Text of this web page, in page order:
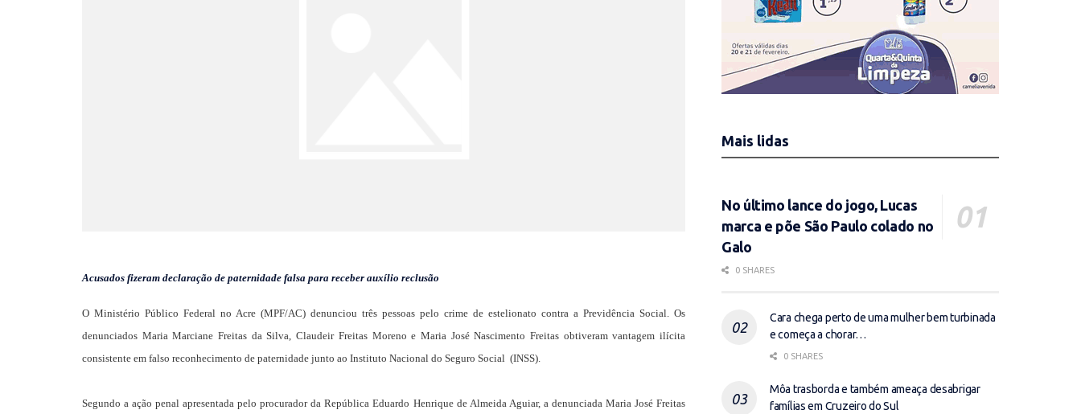
Acusados fizeram declaração de paternidade falsa para receber auxílio reclusão
O Ministério Público Federal no Acre (MPF/AC) denunciou três pessoas pelo crime de estelionato contra a Previdência Social. Os
denunciados Maria Marciane Freitas da Silva, Claudeir Freitas Moreno e Maria José Nascimento Freitas obtiveram vantagem ilícita
consistente em falso reconhecimento de paternidade junto ao Instituto Nacional do Seguro Social (INSS).
Segundo a ação penal apresentada pelo procurador da República Eduardo Henrique de Almeida Aguiar, a denunciada Maria José Freitas
Mais lidas
No último lance do jogo, Lucas
marca e põe São Paulo colado no
Galo
0 SHARES
Cara chega perto de uma mulher bem turbinada
e começa a chorar…
0 SHARES
Môa trasborda e também ameaça desabrigar
famílias em Cruzeiro do Sul